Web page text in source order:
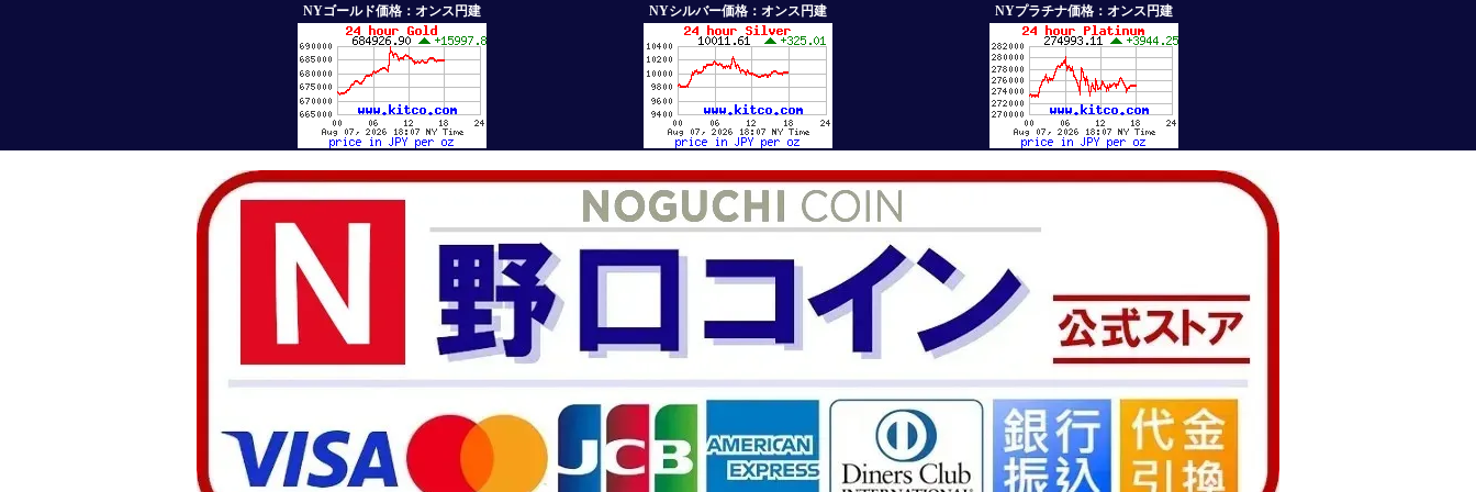
NYゴールド価格：オンス円建 NYシルバー価格：オンス円建 NYプラチナ価格：オンス円建